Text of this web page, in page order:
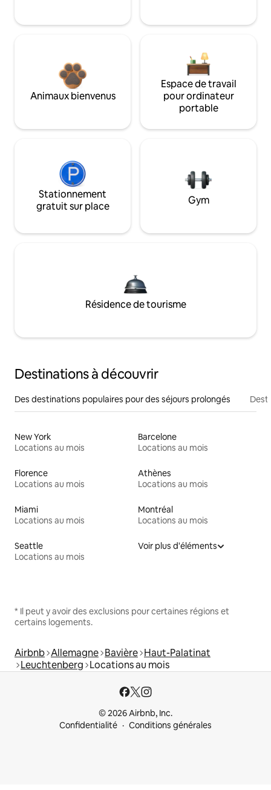
Animaux bienvenus
Espace de travail
pour ordinateur
portable
Stationnement
gratuit sur place
Gym
Résidence de tourisme
Destinations à découvrir
Des destinations populaires pour des séjours prolongés
New York
Locations au mois
Barcelone
Locations au mois
Florence
Locations au mois
Athènes
Locations au mois
Miami
Locations au mois
Montréal
Locations au mois
Seattle
Locations au mois
Voir plus d'éléments
* Il peut y avoir des exclusions pour certaines régions et
certains logements.
Airbnb Allemagne Bavière Haut-Palatinat
Leuchtenberg Locations au mois
© 2026 Airbnb, Inc.
Confidentialité
Conditions générales